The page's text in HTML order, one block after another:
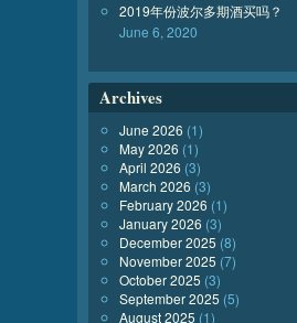
2019年份波尔多期酒买吗？
June 6, 2020
Archives
June 2026 (1)
May 2026 (1)
April 2026 (3)
March 2026 (3)
February 2026 (1)
January 2026 (3)
December 2025 (8)
November 2025 (7)
October 2025 (3)
September 2025 (5)
August 2025 (1)